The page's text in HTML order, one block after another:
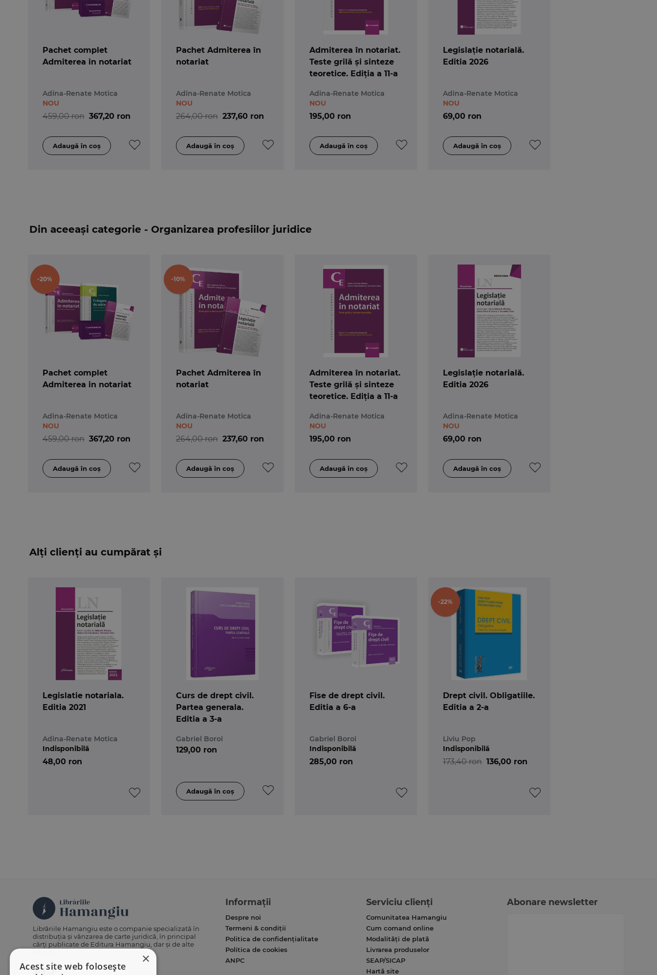
Pachet complet
Admiterea in notariat
Adina-Renate Motica
459,00 ron 367,20 ron
NOU
Pachet Admiterea în
notariat
Adina-Renate Motica
264,00 ron 237,60 ron
NOU
Admiterea în notariat.
Teste grilă și sinteze
teoretice. Ediția a 11-a
Adina-Renate Motica
195,00 ron
NOU
Legislație notarială.
Editia 2026
Adina-Renate Motica
69,00 ron
NOU
Din aceeași categorie - Organizarea profesiilor juridice
-20%
Pachet complet
Admiterea in notariat
Adina-Renate Motica
459,00 ron 367,20 ron
NOU
-10%
Pachet Admiterea în
notariat
Adina-Renate Motica
264,00 ron 237,60 ron
NOU
Admiterea în notariat.
Teste grilă și sinteze
teoretice. Ediția a 11-a
Adina-Renate Motica
195,00 ron
NOU
Legislație notarială.
Editia 2026
Adina-Renate Motica
69,00 ron
NOU
Alți clienți au cumpărat și
Legislatie notariala.
Editia 2021
Adina-Renate Motica
48,00 ron
Indisponibilă
Curs de drept civil.
Partea generala.
Editia a 3-a
Gabriel Boroi
129,00 ron
Fise de drept civil.
Editia a 6-a
Gabriel Boroi
285,00 ron
Indisponibilă
-22%
Drept civil. Obligatiile.
Editia a 2-a
Liviu Pop
173,40 ron 136,00 ron
Indisponibilă
×
Acest site web folosește
Librăriile Hamangiu este o companie specializată în
distribuția și vânzarea de carte juridică, în principal
cărți publicate de Editura Hamangiu, dar și de alte
Informații
Despre noi
Termeni & condiții
Politica de confidențialitate
Politica de cookies
ANPC
Serviciu clienți
Comunitatea Hamangiu
Cum comand online
Modalități de plată
Livrarea produselor
SEAP/SICAP
Hartă site
Abonare newsletter